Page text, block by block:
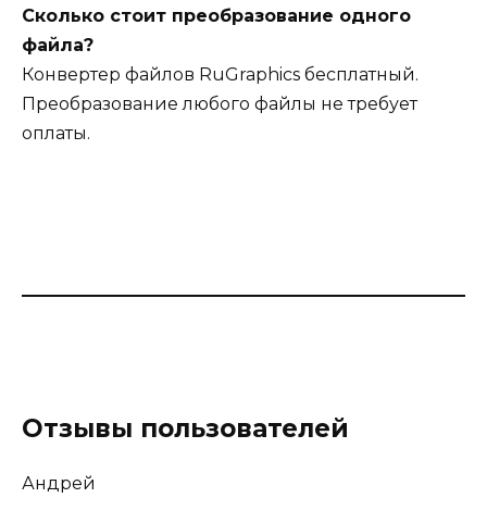
Сколько стоит преобразование одного
файла?
Конвертер файлов RuGraphics бесплатный.
Преобразование любого файлы не требует
оплаты.
Отзывы пользователей
Андрей